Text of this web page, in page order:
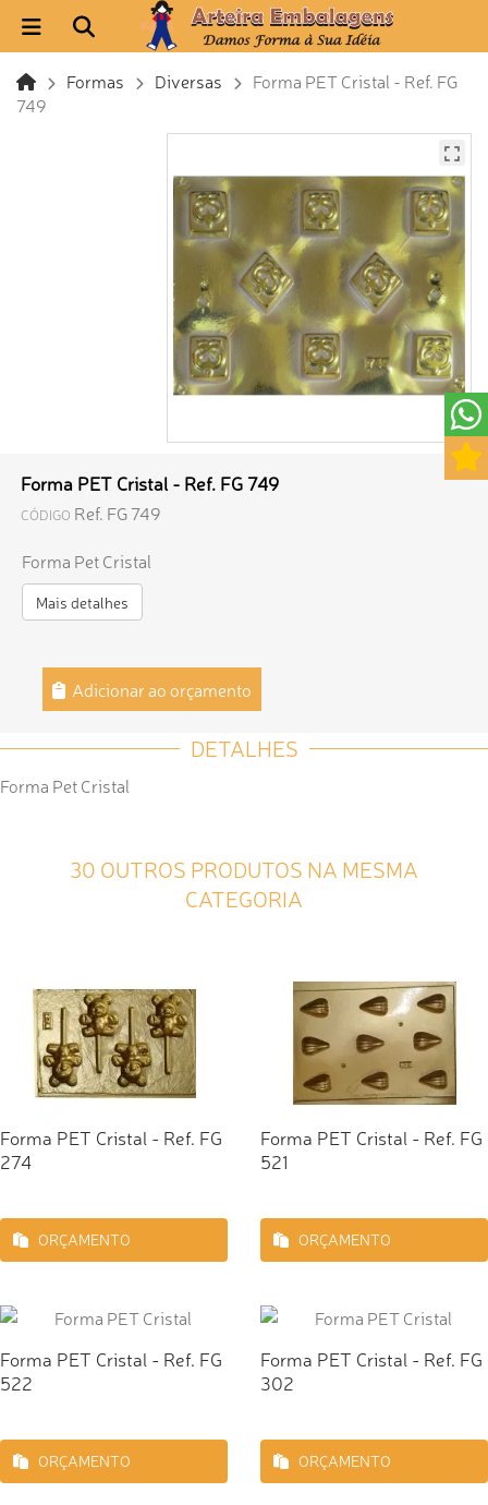
Formas Diversas
Forma PET Cristal - Ref. FG
749
Forma PET Cristal - Ref. FG 749
CÓDIGO Ref. FG 749
Forma Pet Cristal
Mais detalhes
Adicionar ao orçamento
DETALHES
Forma Pet Cristal
30 OUTROS PRODUTOS NA MESMA
CATEGORIA
Forma PET Cristal - Ref. FG
274
ORÇAMENTO
Forma PET Cristal - Ref. FG
521
ORÇAMENTO
Forma PET Cristal - Ref. FG
522
ORÇAMENTO
Forma PET Cristal - Ref. FG
302
ORÇAMENTO